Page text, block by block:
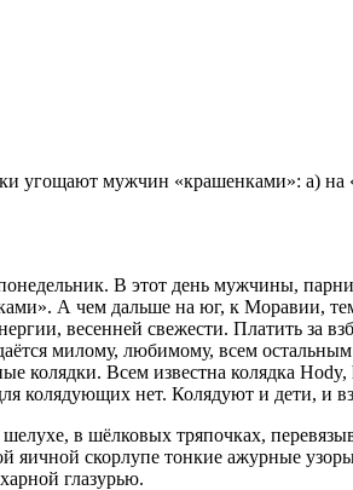
угощают мужчин «крашенками»: а)
В этот день мужчины,
А чем дальше на юг, к Моравии,
весенней свежести. Платить за
милому, любимому, всем
колядки. Всем известна колядка
колядующих нет. Колядуют и дети, и
в шёлковых тряпочках,
скорлупе тонкие ажурные
глазурью.